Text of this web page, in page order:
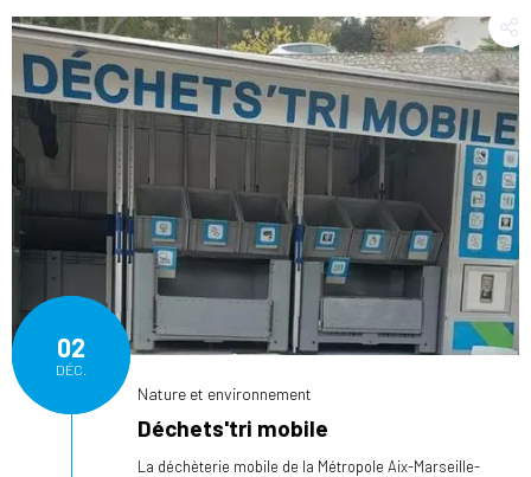
02
DÉC.
Nature et environnement
Déchets'tri mobile
La déchèterie mobile de la Métropole Aix-Marseille-